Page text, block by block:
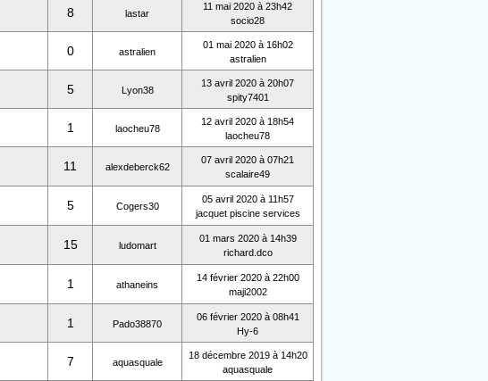
8 lastar
11 mai 2020 à 23h42
socio28
0 astralien
01 mai 2020 à 16h02
astralien
5 Lyon38
13 avril 2020 à 20h07
spity7401
1 laocheu78
12 avril 2020 à 18h54
laocheu78
11 alexdeberck62
07 avril 2020 à 07h21
scalaire49
5 Cogers30
05 avril 2020 à 11h57
jacquet piscine services
15 ludomart
01 mars 2020 à 14h39
richard.dco
1 athaneins
14 février 2020 à 22h00
maji2002
1 Pado38870
06 février 2020 à 08h41
Hy-6
7 aquasquale
18 décembre 2019 à 14h20
aquasquale